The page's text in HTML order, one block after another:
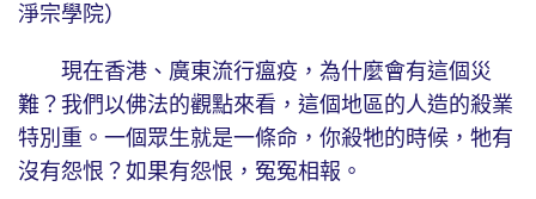
淨宗學院）
現在香港、廣東流行瘟疫，為什麼會有這個災
難？我們以佛法的觀點來看，這個地區的人造的殺業
特別重。一個眾生就是一條命，你殺牠的時候，牠有
沒有怨恨？如果有怨恨，冤冤相報。